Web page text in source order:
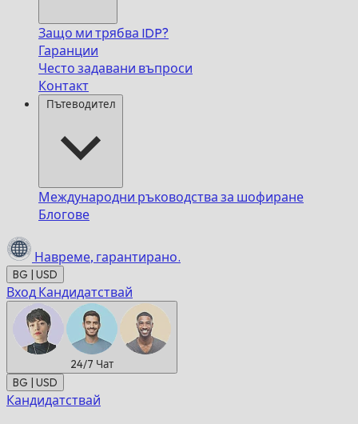
Защо ми трябва IDP?
Гаранции
Често задавани въпроси
Контакт
Пътеводител
Международни ръководства за шофиране
Блогове
Навреме, гарантирано.
BG | USD
Вход Кандидатствай
24/7 Чат
BG | USD
Кандидатствай